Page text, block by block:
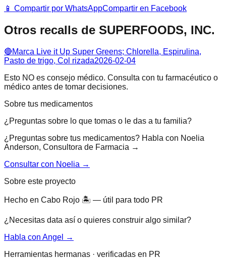
📱 Compartir por WhatsAppCompartir en Facebook
Otros recalls de SUPERFOODS, INC.
🔴Marca Live it Up Super Greens; Chlorella, Espirulina,
Pasto de trigo, Col rizada2026-02-04
Esto NO es consejo médico. Consulta con tu farmacéutico o
médico antes de tomar decisiones.
Sobre tus medicamentos
¿Preguntas sobre lo que tomas o le das a tu familia?
¿Preguntas sobre tus medicamentos? Habla con Noelia
Anderson, Consultora de Farmacia →
Consultar con Noelia →
Sobre este proyecto
Hecho en Cabo Rojo 🏝 — útil para todo PR
¿Necesitas data así o quieres construir algo similar?
Habla con Angel →
Herramientas hermanas · verificadas en PR